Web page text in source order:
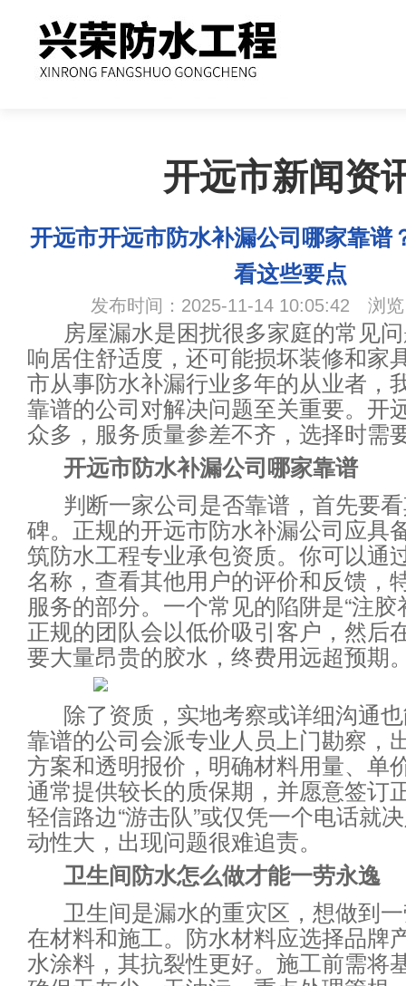
开远市新闻资
开远市开远市防水补漏公司哪家靠谱
看这些要点
发布时间：2025-11-14 10:05:42 浏览
房屋漏水是困扰很多家庭的常见
响居住舒适度，还可能损坏装修和家
市从事防水补漏行业多年的从业者，
靠谱的公司对解决问题至关重要。开
众多，服务质量参差不齐，选择时需
开远市防水补漏公司哪家靠谱
判断一家公司是否靠谱，首先要
碑。正规的开远市防水补漏公司应具
筑防水工程专业承包资质。你可以通
名称，查看其他用户的评价和反馈，
服务的部分。一个常见的陷阱是“注胶
正规的团队会以低价吸引客户，然后
要大量昂贵的胶水，终费用远超预期
除了资质，实地考察或详细沟通
靠谱的公司会派专业人员上门勘察，
方案和透明报价，明确材料用量、单
通常提供较长的质保期，并愿意签订
轻信路边“游击队”或仅凭一个电话就
动性大，出现问题很难追责。
卫生间防水怎么做才能一劳永逸
卫生间是漏水的重灾区，想做到
在材料和施工。防水材料应选择品牌
水涂料，其抗裂性更好。施工前需将